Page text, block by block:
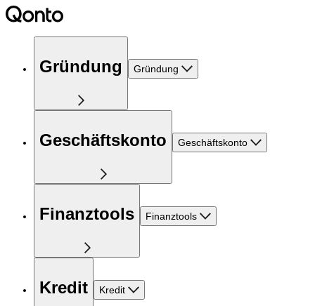
Gründung Gründung
Geschäftskonto Geschäftskonto
Finanztools Finanztools
Kredit Kredit